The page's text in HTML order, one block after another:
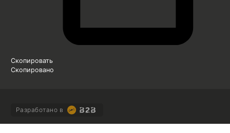
Скопировать
Скопировано
Разработано в